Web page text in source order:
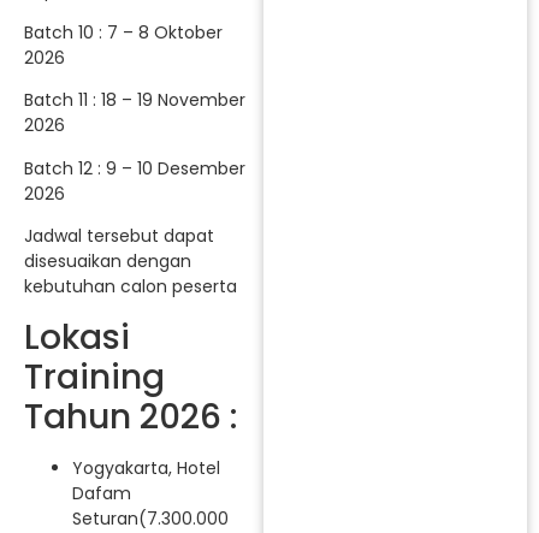
Batch 10 : 7 – 8 Oktober
2026
Batch 11 : 18 – 19 November
2026
Batch 12 : 9 – 10 Desember
2026
Jadwal tersebut dapat
disesuaikan dengan
kebutuhan calon peserta
Lokasi
Training
Tahun 2026 :
Yogyakarta, Hotel
Dafam
Seturan(7.300.000